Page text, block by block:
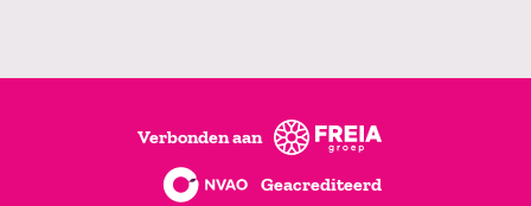
Verbonden aan
Geacrediteerd